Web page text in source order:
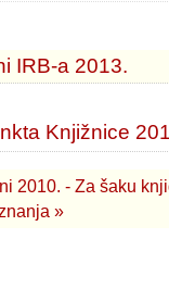
IRB-a 2013.
Knjižnice
2010. - Za šaku
»